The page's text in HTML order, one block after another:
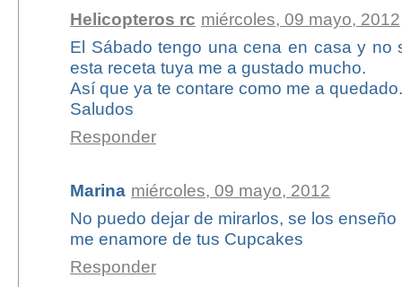
Helicopteros rc miércoles, 09 mayo, 2012
El Sábado tengo una cena en casa y no
esta receta tuya me a gustado mucho.
Así que ya te contare como me a quedado.
Saludos
Responder
Marina miércoles, 09 mayo, 2012
No puedo dejar de mirarlos, se los
me enamore de tus Cupcakes
Responder